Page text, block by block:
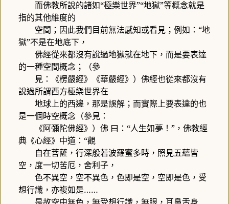
而佛教所說的諸如“極樂世界”“地獄”等概念就是
指的其他維度的
空間；因此我們目前無法感知或看見；例如：“地
獄”不是在地底下，
佛經從來都沒有說過地獄就在地下，而是要表達
的一種空間概念；（參
見：《楞嚴經》《華嚴經》）佛經也從來都沒有
說過所謂西方極樂世界在
地球上的西邊，那是誤解；而實際上要表達的也
是一個時空概念（參見：
《阿彌陀佛經》）佛 曰：“人生如夢！”，佛教經
典《心經》中道：“觀
自在菩薩，行深般若波羅蜜多時，照見五蘊皆
空，度一切苦厄，舍利子，
色不異空，空不異色，色即是空，空即是色，受
想行識，亦複如是……